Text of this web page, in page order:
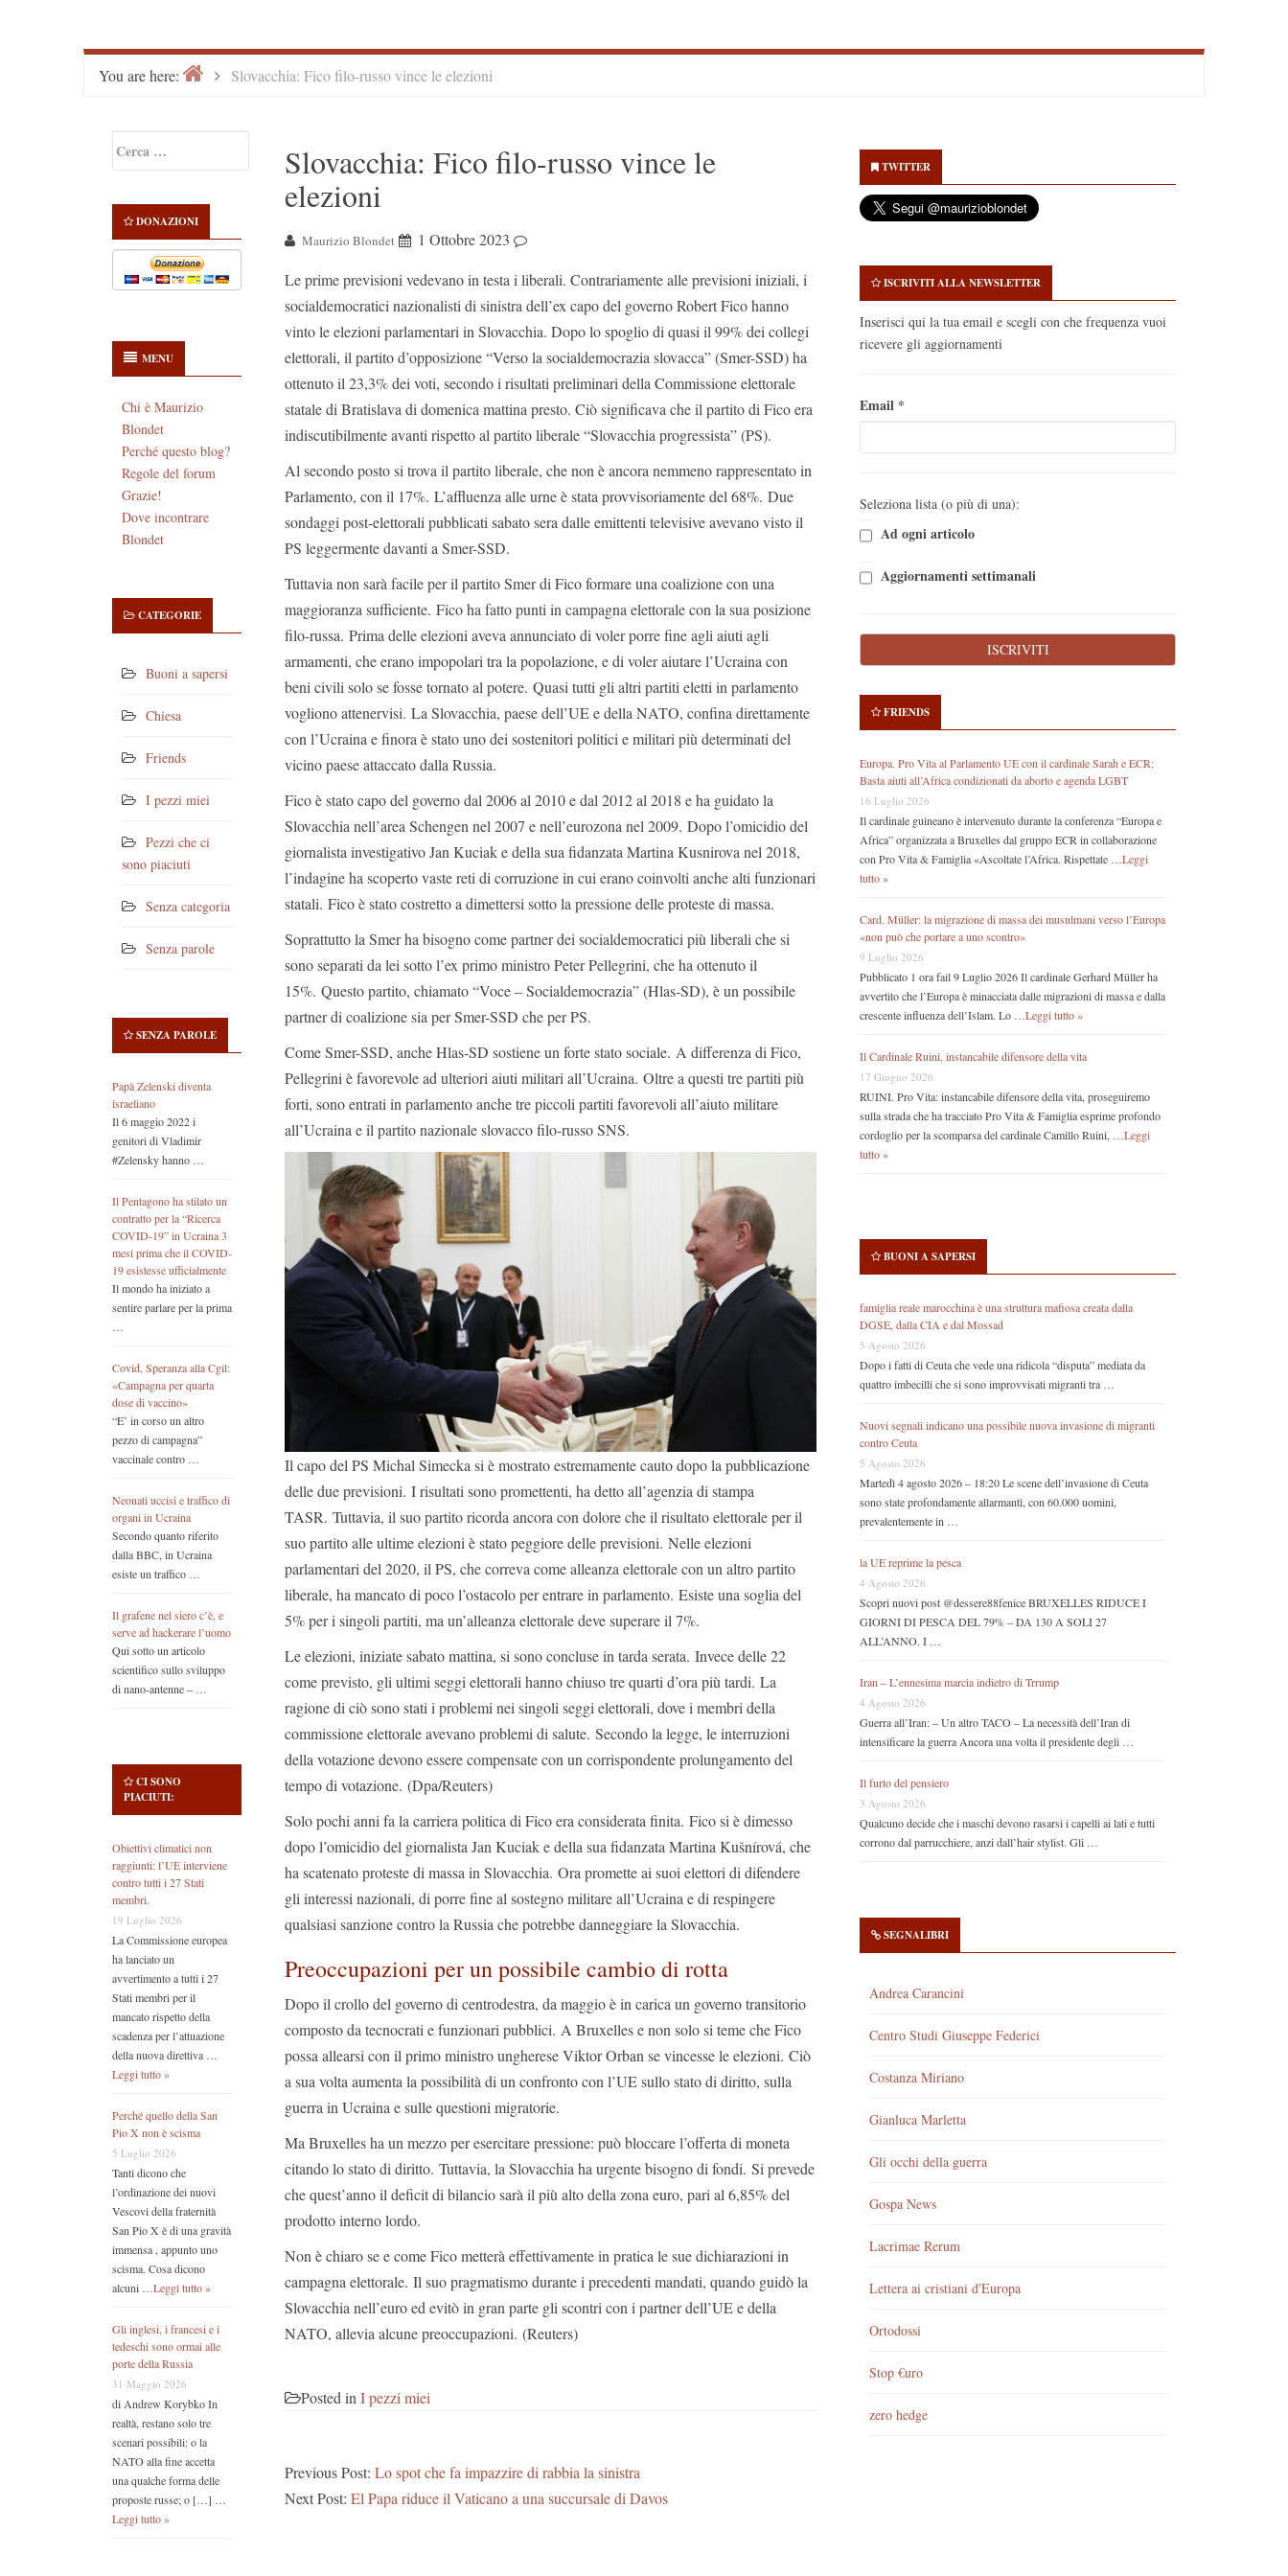
You are here: HomeSlovacchia: Fico filo-russo vince le elezioni
Sidebar
per:
DONAZIONI
MENU
Chi è Maurizio
Blondet
Perché questo blog?
Regole del forum
Grazie!
Dove incontrare
Blondet
CATEGORIE
Buoni a sapersi
Chiesa
Friends
I pezzi miei
Pezzi che ci
sono piaciuti
Senza categoria
Senza parole
SENZA PAROLE
Papà Zelenski diventa
israeliano
Il 6 maggio 2022 i
genitori di Vladimir
#Zelensky hanno …
Il Pentagono ha stilato un
contratto per la “Ricerca
COVID-19” in Ucraina 3
mesi prima che il COVID-
19 esistesse ufficialmente
Il mondo ha iniziato a
sentire parlare per la prima
…
Covid, Speranza alla Cgil:
«Campagna per quarta
dose di vaccino»
“E’ in corso un altro
pezzo di campagna”
vaccinale contro …
Neonati uccisi e traffico di
organi in Ucraina
Secondo quanto riferito
dalla BBC, in Ucraina
esiste un traffico …
Il grafene nel siero c’è, e
serve ad hackerare l’uomo
Qui sotto un articolo
scientifico sullo sviluppo
di nano-antenne – …
CI SONO
PIACIUTI:
Obiettivi climatici non
raggiunti: l’UE interviene
contro tutti i 27 Stati
membri.
19 Luglio 2026
La Commissione europea
ha lanciato un
avvertimento a tutti i 27
Stati membri per il
mancato rispetto della
scadenza per l’attuazione
della nuova direttiva …
Leggi tutto »
Perché quello della San
Pio X non è scisma
5 Luglio 2026
Tanti dicono che
l’ordinazione dei nuovi
Vescovi della fraternità
San Pio X è di una gravità
immensa , appunto uno
scisma. Cosa dicono
alcuni …Leggi tutto »
Gli inglesi, i francesi e i
tedeschi sono ormai alle
porte della Russia
31 Maggio 2026
di Andrew Korybko In
realtà, restano solo tre
scenari possibili: o la
NATO alla fine accetta
una qualche forma delle
proposte russe; o […] …
Leggi tutto »
Slovacchia: Fico filo-russo vince le
elezioni
Maurizio Blondet
1 Ottobre 2023
Le prime previsioni vedevano in testa i liberali. Contrariamente alle previsioni iniziali, i
socialdemocratici nazionalisti di sinistra dell’ex capo del governo Robert Fico hanno
vinto le elezioni parlamentari in Slovacchia. Dopo lo spoglio di quasi il 99% dei collegi
elettorali, il partito d’opposizione “Verso la socialdemocrazia slovacca” (Smer-SSD) ha
ottenuto il 23,3% dei voti, secondo i risultati preliminari della Commissione elettorale
statale di Bratislava di domenica mattina presto. Ciò significava che il partito di Fico era
indiscutibilmente avanti rispetto al partito liberale “Slovacchia progressista” (PS).
Al secondo posto si trova il partito liberale, che non è ancora nemmeno rappresentato in
Parlamento, con il 17%. L’affluenza alle urne è stata provvisoriamente del 68%. Due
sondaggi post-elettorali pubblicati sabato sera dalle emittenti televisive avevano visto il
PS leggermente davanti a Smer-SSD.
Tuttavia non sarà facile per il partito Smer di Fico formare una coalizione con una
maggioranza sufficiente. Fico ha fatto punti in campagna elettorale con la sua posizione
filo-russa. Prima delle elezioni aveva annunciato di voler porre fine agli aiuti agli
armamenti, che erano impopolari tra la popolazione, e di voler aiutare l’Ucraina con
beni civili solo se fosse tornato al potere. Quasi tutti gli altri partiti eletti in parlamento
vogliono attenervisi. La Slovacchia, paese dell’UE e della NATO, confina direttamente
con l’Ucraina e finora è stato uno dei sostenitori politici e militari più determinati del
vicino paese attaccato dalla Russia.
Fico è stato capo del governo dal 2006 al 2010 e dal 2012 al 2018 e ha guidato la
Slovacchia nell’area Schengen nel 2007 e nell’eurozona nel 2009. Dopo l’omicidio del
giornalista investigativo Jan Kuciak e della sua fidanzata Martina Kusnirova nel 2018,
l’indagine ha scoperto vaste reti di corruzione in cui erano coinvolti anche alti funzionari
statali. Fico è stato costretto a dimettersi sotto la pressione delle proteste di massa.
Soprattutto la Smer ha bisogno come partner dei socialdemocratici più liberali che si
sono separati da lei sotto l’ex primo ministro Peter Pellegrini, che ha ottenuto il
15%. Questo partito, chiamato “Voce – Socialdemocrazia” (Hlas-SD), è un possibile
partner di coalizione sia per Smer-SSD che per PS.
Come Smer-SSD, anche Hlas-SD sostiene un forte stato sociale. A differenza di Fico,
Pellegrini è favorevole ad ulteriori aiuti militari all’Ucraina. Oltre a questi tre partiti più
forti, sono entrati in parlamento anche tre piccoli partiti favorevoli all’aiuto militare
all’Ucraina e il partito nazionale slovacco filo-russo SNS.
Il capo del PS Michal Simecka si è mostrato estremamente cauto dopo la pubblicazione
delle due previsioni. I risultati sono promettenti, ha detto all’agenzia di stampa
TASR. Tuttavia, il suo partito ricorda ancora con dolore che il risultato elettorale per il
suo partito alle ultime elezioni è stato peggiore delle previsioni. Nelle elezioni
parlamentari del 2020, il PS, che correva come alleanza elettorale con un altro partito
liberale, ha mancato di poco l’ostacolo per entrare in parlamento. Esiste una soglia del
5% per i singoli partiti, ma un’alleanza elettorale deve superare il 7%.
Le elezioni, iniziate sabato mattina, si sono concluse in tarda serata. Invece delle 22
come previsto, gli ultimi seggi elettorali hanno chiuso tre quarti d’ora più tardi. La
ragione di ciò sono stati i problemi nei singoli seggi elettorali, dove i membri della
commissione elettorale avevano problemi di salute. Secondo la legge, le interruzioni
della votazione devono essere compensate con un corrispondente prolungamento del
tempo di votazione. (Dpa/Reuters)
Solo pochi anni fa la carriera politica di Fico era considerata finita. Fico si è dimesso
dopo l’omicidio del giornalista Jan Kuciak e della sua fidanzata Martina Kušnírová, che
ha scatenato proteste di massa in Slovacchia. Ora promette ai suoi elettori di difendere
gli interessi nazionali, di porre fine al sostegno militare all’Ucraina e di respingere
qualsiasi sanzione contro la Russia che potrebbe danneggiare la Slovacchia.
Preoccupazioni per un possibile cambio di rotta
Dopo il crollo del governo di centrodestra, da maggio è in carica un governo transitorio
composto da tecnocrati e funzionari pubblici. A Bruxelles e non solo si teme che Fico
possa allearsi con il primo ministro ungherese Viktor Orban se vincesse le elezioni. Ciò
a sua volta aumenta la possibilità di un confronto con l’UE sullo stato di diritto, sulla
guerra in Ucraina e sulle questioni migratorie.
Ma Bruxelles ha un mezzo per esercitare pressione: può bloccare l’offerta di moneta
citando lo stato di diritto. Tuttavia, la Slovacchia ha urgente bisogno di fondi. Si prevede
che quest’anno il deficit di bilancio sarà il più alto della zona euro, pari al 6,85% del
prodotto interno lordo.
Non è chiaro se e come Fico metterà effettivamente in pratica le sue dichiarazioni in
campagna elettorale. Il suo pragmatismo durante i precedenti mandati, quando guidò la
Slovacchia nell’euro ed evitò in gran parte gli scontri con i partner dell’UE e della
NATO, allevia alcune preoccupazioni. (Reuters)
Posted in I pezzi miei
Previous Post: Lo spot che fa impazzire di rabbia la sinistra
Next Post: El Papa riduce il Vaticano a una succursale di Davos
Sidebar
TWITTER
ISCRIVITI ALLA NEWSLETTER
Inserisci qui la tua email e scegli con che frequenza vuoi
ricevere gli aggiornamenti
Email *
Seleziona lista (o più di una):
Ad ogni articolo
Aggiornamenti settimanali
FRIENDS
Europa. Pro Vita al Parlamento UE con il cardinale Sarah e ECR:
Basta aiuti all’Africa condizionati da aborto e agenda LGBT
16 Luglio 2026
Il cardinale guineano è intervenuto durante la conferenza “Europa e
Africa” organizzata a Bruxelles dal gruppo ECR in collaborazione
con Pro Vita & Famiglia «Ascoltate l’Africa. Rispettate … Leggi
tutto »
Card. Müller: la migrazione di massa dei musulmani verso l’Europa
«non può che portare a uno scontro»
9 Luglio 2026
Pubblicato 1 ora fail 9 Luglio 2026 Il cardinale Gerhard Müller ha
avvertito che l’Europa è minacciata dalle migrazioni di massa e dalla
crescente influenza dell’Islam. Lo … Leggi tutto »
Il Cardinale Ruini, instancabile difensore della vita
17 Giugno 2026
RUINI. Pro Vita: instancabile difensore della vita, proseguiremo
sulla strada che ha tracciato Pro Vita & Famiglia esprime profondo
cordoglio per la scomparsa del cardinale Camillo Ruini, … Leggi
tutto »
BUONI A SAPERSI
famiglia reale marocchina è una struttura mafiosa creata dalla
DGSE, dalla CIA e dal Mossad
5 Agosto 2026
Dopo i fatti di Ceuta che vede una ridicola “disputa” mediata da
quattro imbecilli che si sono improvvisati migranti tra …
Nuovi segnali indicano una possibile nuova invasione di migranti
contro Ceuta
5 Agosto 2026
Martedì 4 agosto 2026 – 18:20 Le scene dell’invasione di Ceuta
sono state profondamente allarmanti, con 60.000 uomini,
prevalentemente in …
la UE reprime la pesca
4 Agosto 2026
Scopri nuovi post @dessere88fenice BRUXELLES RIDUCE I
GIORNI DI PESCA DEL 79% – DA 130 A SOLI 27
ALL’ANNO. I …
Iran – L’ennesima marcia indietro di Trrump
4 Agosto 2026
Guerra all’Iran: – Un altro TACO – La necessità dell’Iran di
intensificare la guerra Ancora una volta il presidente degli …
Il furto del pensiero
3 Agosto 2026
Qualcuno decide che i maschi devono rasarsi i capelli ai lati e tutti
corrono dal parrucchiere, anzi dall’hair stylist. Gli …
SEGNALIBRI
Andrea Carancini
Centro Studi Giuseppe Federici
Costanza Miriano
Gianluca Marletta
Gli occhi della guerra
Gospa News
Lacrimae Rerum
Lettera ai cristiani d'Europa
Ortodossi
Stop €uro
zero hedge